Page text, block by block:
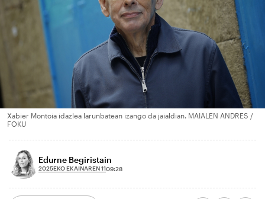
Xabier Montoia idazlea larunbatean izango da jaialdian. MAIALEN ANDRES /
FOKU
Edurne Begiristain
2025EKO EKAINAREN 1109:28